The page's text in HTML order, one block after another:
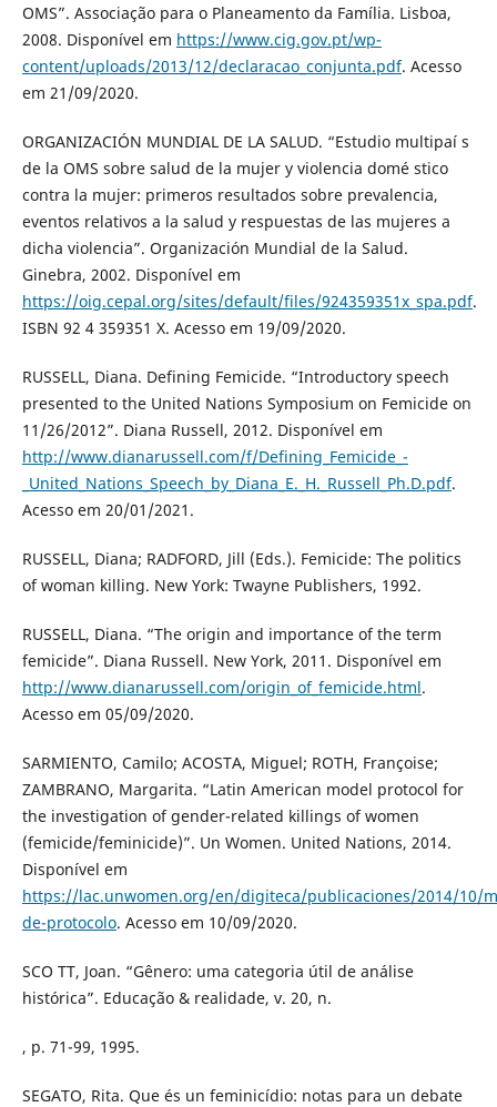
OMS”. Associação para o Planeamento da Família. Lisboa,
2008. Disponível em https://www.cig.gov.pt/wp-
content/uploads/2013/12/declaracao_conjunta.pdf. Acesso
em 21/09/2020.
ORGANIZACIÓN MUNDIAL DE LA SALUD. “Estudio multipaí s
de la OMS sobre salud de la mujer y violencia domé stico
contra la mujer: primeros resultados sobre prevalencia,
eventos relativos a la salud y respuestas de las mujeres a
dicha violencia”. Organización Mundial de la Salud.
Ginebra, 2002. Disponível em
https://oig.cepal.org/sites/default/files/924359351x_spa.pdf.
ISBN 92 4 359351 X. Acesso em 19/09/2020.
RUSSELL, Diana. Defining Femicide. “Introductory speech
presented to the United Nations Symposium on Femicide on
11/26/2012”. Diana Russell, 2012. Disponível em
http://www.dianarussell.com/f/Defining_Femicide_-
_United_Nations_Speech_by_Diana_E._H._Russell_Ph.D.pdf.
Acesso em 20/01/2021.
RUSSELL, Diana; RADFORD, Jill (Eds.). Femicide: The politics
of woman killing. New York: Twayne Publishers, 1992.
RUSSELL, Diana. “The origin and importance of the term
femicide”. Diana Russell. New York, 2011. Disponível em
http://www.dianarussell.com/origin_of_femicide.html.
Acesso em 05/09/2020.
SARMIENTO, Camilo; ACOSTA, Miguel; ROTH, Françoise;
ZAMBRANO, Margarita. “Latin American model protocol for
the investigation of gender-related killings of women
(femicide/feminicide)”. Un Women. United Nations, 2014.
Disponível em
https://lac.unwomen.org/en/digiteca/publicaciones/2014/10/
de-protocolo. Acesso em 10/09/2020.
SCO TT, Joan. “Gênero: uma categoria útil de análise
histórica”. Educação & realidade, v. 20, n.
, p. 71-99, 1995.
SEGATO, Rita. Que és un feminicídio: notas para un debate